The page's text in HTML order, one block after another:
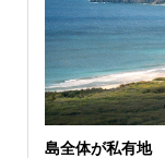
島全体が私有地